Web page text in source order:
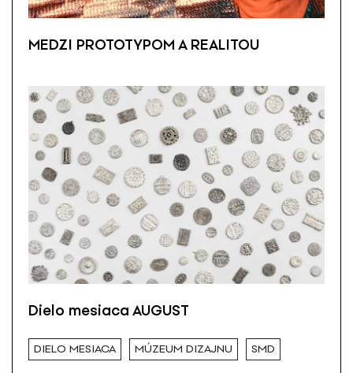
MEDZI PROTOTYPOM A REALITOU
Dielo mesiaca AUGUST
DIELO MESIACA MÚZEUM DIZAJNU SMD